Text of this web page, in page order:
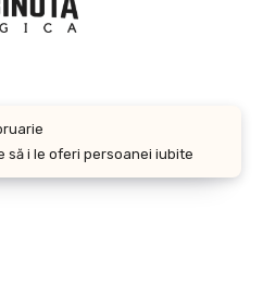
să i le oferi persoanei iubite